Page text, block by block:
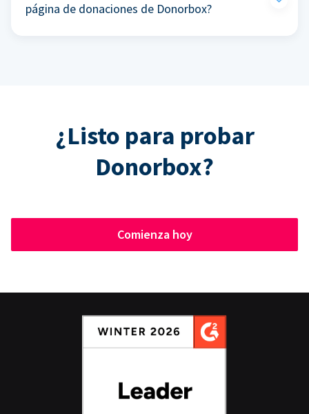
página de donaciones de Donorbox?
¿Listo para probar
Donorbox?
Comienza hoy